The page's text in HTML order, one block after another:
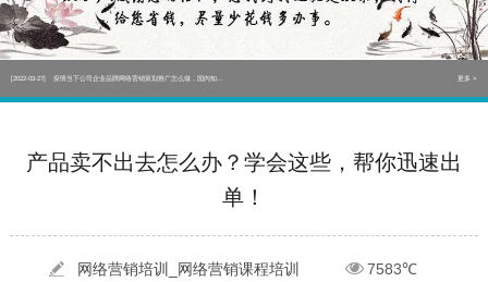
[2022-05-29] 实体门店如何做网络推广吸引客户，实体店网络营销技巧... 更多 >
[2022-05-04] 污水处理设备厂家产品如何做网络推广（污水处理项目网... 更多 >
[2022-03-27] 疫情当下公司企业品牌网络营销策划推广怎么做，国内知... 更多 >
[2022-05-29] 实体门店如何做网络推广吸引客户，实体店网络营销技巧...
产品卖不出去怎么办？学会这些，帮你迅速出
单！
网络营销培训_网络营销课程培训
7583℃